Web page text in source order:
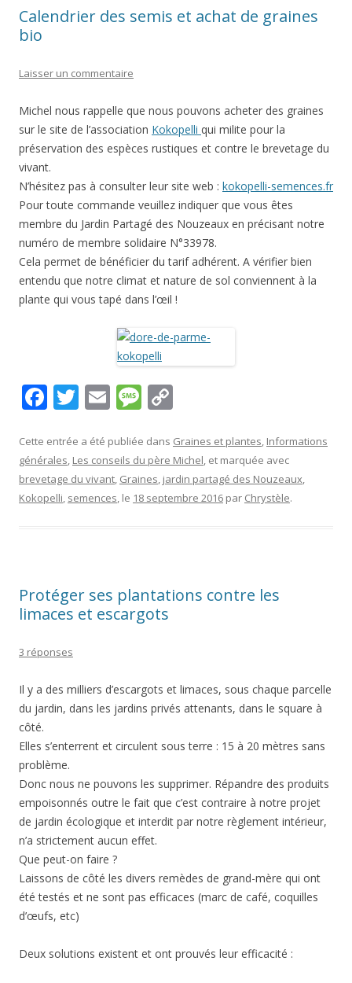
Calendrier des semis et achat de graines
bio
Laisser un commentaire
Michel nous rappelle que nous pouvons acheter des graines
sur le site de l’association Kokopelli qui milite pour la
préservation des espèces rustiques et contre le brevetage du
vivant.
N’hésitez pas à consulter leur site web : kokopelli-semences.fr
Pour toute commande veuillez indiquer que vous êtes
membre du Jardin Partagé des Nouzeaux en précisant notre
numéro de membre solidaire N°33978.
Cela permet de bénéficier du tarif adhérent. A vérifier bien
entendu que notre climat et nature de sol conviennent à la
plante qui vous tapé dans l’œil !
F
e
b
o
T
itt
er
E
ai
l
M
ss
a
g
p
y
Li
Cette entrée a été publiée dans Graines et plantes, Informations
générales, Les conseils du père Michel, et marquée avec
brevetage du vivant, Graines, jardin partagé des Nouzeaux,
Kokopelli, semences, le 18 septembre 2016 par Chrystèle.
Protéger ses plantations contre les
limaces et escargots
3 réponses
Il y a des milliers d’escargots et limaces, sous chaque parcelle
du jardin, dans les jardins privés attenants, dans le square à
côté.
Elles s’enterrent et circulent sous terre : 15 à 20 mètres sans
problème.
Donc nous ne pouvons les supprimer. Répandre des produits
empoisonnés outre le fait que c’est contraire à notre projet
de jardin écologique et interdit par notre règlement intérieur,
n’a strictement aucun effet.
Que peut-on faire ?
Laissons de côté les divers remèdes de grand-mère qui ont
été testés et ne sont pas efficaces (marc de café, coquilles
d’œufs, etc)
Deux solutions existent et ont prouvés leur efficacité :